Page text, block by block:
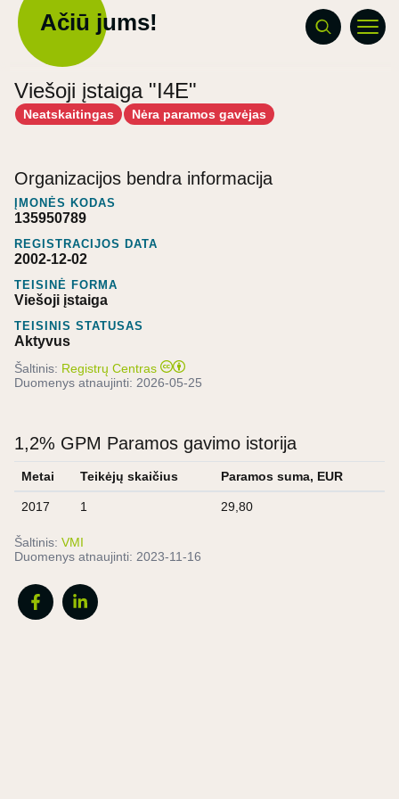
Ačiū jums!
Viešoji įstaiga "I4E"
Neatskaitingas Nėra paramos gavėjas
Organizacijos bendra informacija
ĮMONĖS KODAS
135950789
REGISTRACIJOS DATA
2002-12-02
TEISINĖ FORMA
Viešoji įstaiga
TEISINIS STATUSAS
Aktyvus
Šaltinis: Registrų Centras
Duomenys atnaujinti: 2026-05-25
1,2% GPM Paramos gavimo istorija
Metai Teikėjų skaičius Paramos suma, EUR
2017 1 29,80
Šaltinis: VMI
Duomenys atnaujinti: 2023-11-16